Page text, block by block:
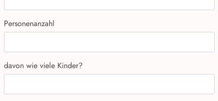
Personenanzahl
davon wie viele Kinder?